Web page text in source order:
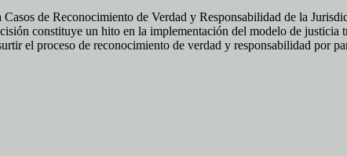
de Reconocimiento de Verdad y Responsabilidad de la
constituye un hito en la implementación del modelo de
el proceso de reconocimiento de verdad y responsabilidad por